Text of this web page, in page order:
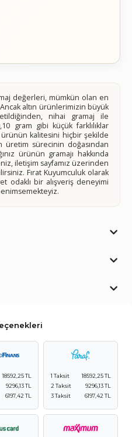
değerleri, mümkün olan en
altın ürünlerimizin büyük
nihai gramaj ile
gram gibi küçük farklılıklar
kalitesini hiçbir şekilde
üretim sürecinin doğasından
ürünün gramajı hakkında
iletişim sayfamız üzerinden
Fırat Kuyumculuk olarak
odaklı bir alışveriş deneyimi
18592,25 TL
9296,13 TL
6197,42 TL
1 Taksit
18592,25 TL
2 Taksit
9296,13 TL
3 Taksit
6197,42 TL